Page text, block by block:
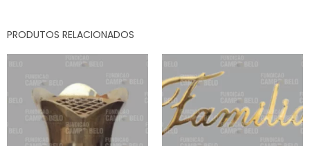
PRODUTOS RELACIONADOS